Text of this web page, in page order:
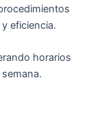
eficiencia.
horarios